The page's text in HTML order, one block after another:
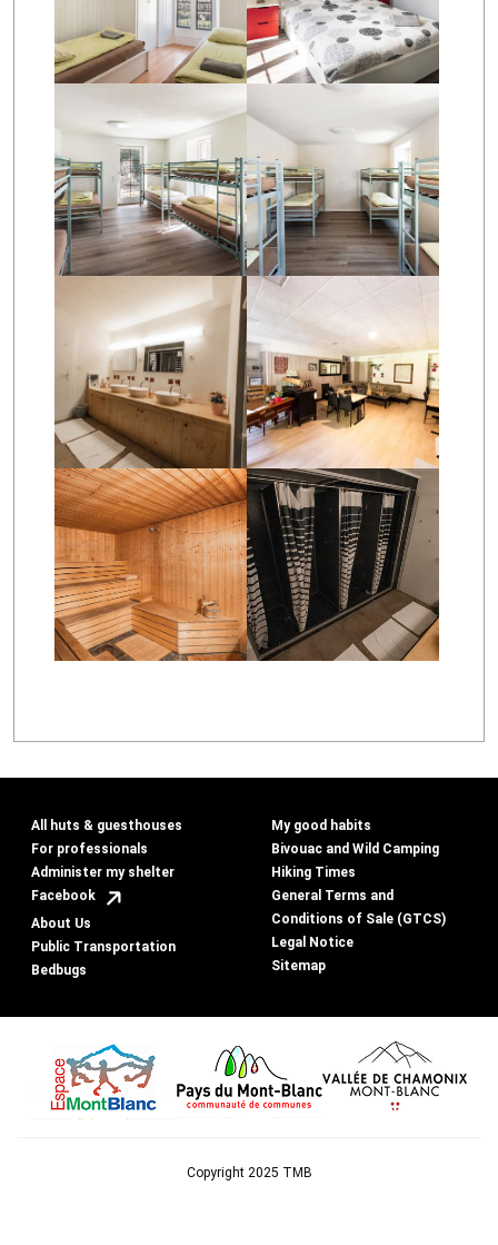
All huts & guesthouses
For professionals
Administer my shelter
My good habits
Bivouac and Wild Camping
Hiking Times
Facebook
About Us
Public Transportation
Bedbugs
General Terms and
Conditions of Sale (GTCS)
Legal Notice
Sitemap
Copyright 2025 TMB